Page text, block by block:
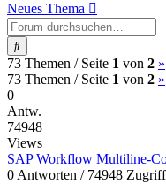
Neues Thema
Suche
73 Themen / Seite 1 von 2 »
73 Themen / Seite 1 von 2 »
0
Antw.
74948
Views
SAP Workflow Multiline-
0 Antworten / 74948